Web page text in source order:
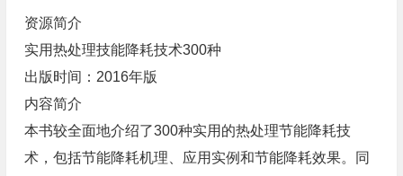
资源简介
实用热处理技能降耗技术300种
出版时间：2016年版
内容简介
本书较全面地介绍了300种实用的热处理节能降耗技
术，包括节能降耗机理、应用实例和节能降耗效果。同